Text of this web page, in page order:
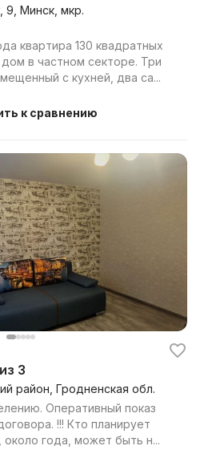
9, Минск, мкр.
квартира 130 квадратных
в частном секторе. Три
с кухней, два са...
к сравнению
3
район, Гродненская обл.
Оперативный показ
планирует
года, может быть н...